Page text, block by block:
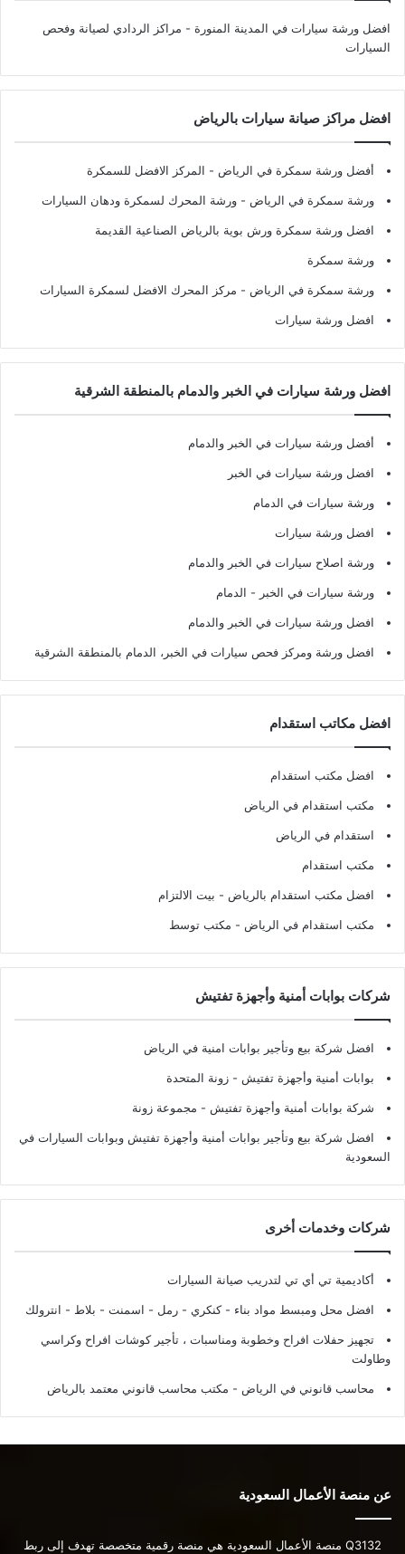
افضل ورشة سيارات في المدينة المنورة - مراكز الردادي لصيانة وفحص
السيارات
افضل مراكز صيانة سيارات بالرياض
أفضل ورشة سمكرة في الرياض - المركز الافضل للسمكرة
ورشة سمكرة في الرياض - ورشة المحرك لسمكرة ودهان السيارات
افضل ورشة سمكرة ورش بوية بالرياض الصناعية القديمة
ورشة سمكرة
ورشة سمكرة في الرياض - مركز المحرك الافضل لسمكرة السيارات
افضل ورشة سيارات
افضل ورشة سيارات في الخبر والدمام بالمنطقة الشرقية
أفضل ورشة سيارات في الخبر والدمام
افضل ورشة سيارات في الخبر
ورشة سيارات في الدمام
افضل ورشة سيارات
ورشة اصلاح سيارات في الخبر والدمام
ورشة سيارات في الخبر - الدمام
افضل ورشة سيارات في الخبر والدمام
افضل ورشة ومركز فحص سيارات في الخبر، الدمام بالمنطقة الشرقية
افضل مكاتب استقدام
افضل مكتب استقدام
مكتب استقدام في الرياض
استقدام في الرياض
مكتب استقدام
افضل مكتب استقدام بالرياض - بيت الالتزام
مكتب استقدام في الرياض - مكتب توسط
شركات بوابات أمنية وأجهزة تفتيش
افضل شركة بيع وتأجير بوابات امنية في الرياض
بوابات أمنية وأجهزة تفتيش - زونة المتحدة
شركة بوابات أمنية وأجهزة تفتيش - مجموعة زونة
افضل شركة بيع وتأجير بوابات أمنية وأجهزة تفتيش وبوابات السيارات في
السعودية
شركات وخدمات أخرى
أكاديمية تي أي تي لتدريب صيانة السيارات
افضل محل ومبسط مواد بناء - كنكري - رمل - اسمنت - بلاط - انترولك
تجهيز حفلات افراح وخطوبة ومناسبات ، تأجير كوشات افراح وكراسي
وطاولت
محاسب قانوني في الرياض - مكتب محاسب قانوني معتمد بالرياض
عن منصة الأعمال السعودية
Q3132 منصة الأعمال السعودية هي منصة رقمية متخصصة تهدف إلى ربط